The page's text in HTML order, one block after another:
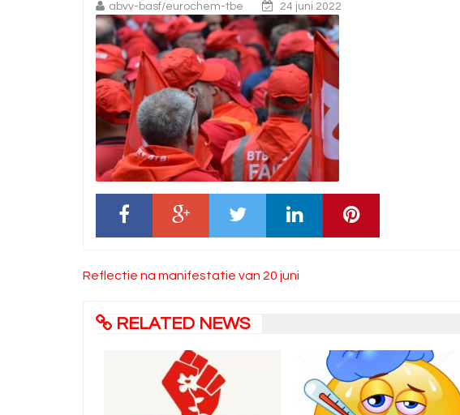
abvv-basf/eurochem-tbe 24 juni 2022
Bericht
Reflectie na manifestatie van 20 juni
RELATED NEWS